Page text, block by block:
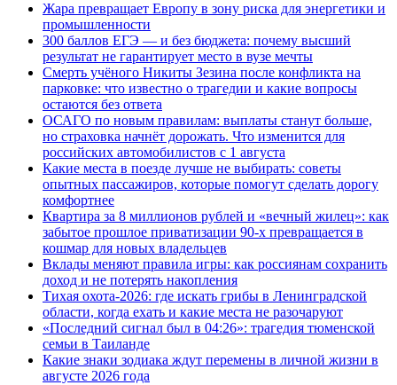
Жара превращает Европу в зону риска для энергетики и
промышленности
300 баллов ЕГЭ — и без бюджета: почему высший
результат не гарантирует место в вузе мечты
Смерть учёного Никиты Зезина после конфликта на
парковке: что известно о трагедии и какие вопросы
остаются без ответа
ОСАГО по новым правилам: выплаты станут больше,
но страховка начнёт дорожать. Что изменится для
российских автомобилистов с 1 августа
Какие места в поезде лучше не выбирать: советы
опытных пассажиров, которые помогут сделать дорогу
комфортнее
Квартира за 8 миллионов рублей и «вечный жилец»: как
забытое прошлое приватизации 90-х превращается в
кошмар для новых владельцев
Вклады меняют правила игры: как россиянам сохранить
доход и не потерять накопления
Тихая охота-2026: где искать грибы в Ленинградской
области, когда ехать и какие места не разочаруют
«Последний сигнал был в 04:26»: трагедия тюменской
семьи в Таиланде
Какие знаки зодиака ждут перемены в личной жизни в
августе 2026 года